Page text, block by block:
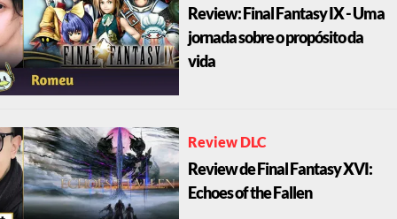
Review: Final Fantasy IX - Uma
jornada sobre o propósito da
vida
Review DLC
Review de Final Fantasy XVI:
Echoes of the Fallen